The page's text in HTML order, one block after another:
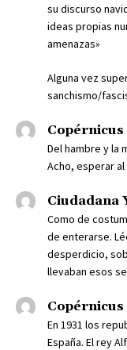
su discurso
ideas propias
amenazas»
Alguna vez
sanchismo/
Copérnicus
Del hambre y la
Acho, esperar al
Ciudadana
Como de
de enterarse.
desperdicio,
llevaban esos
Copérnicus
En 1931 los
España. El rey